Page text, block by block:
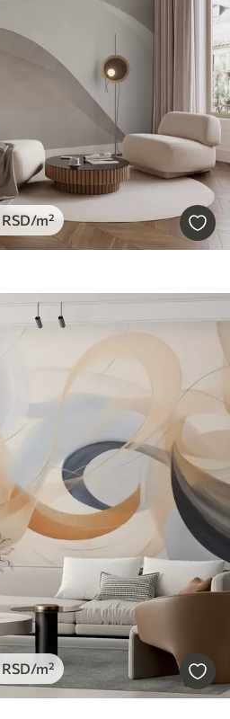
RSD/m²
RSD/m²